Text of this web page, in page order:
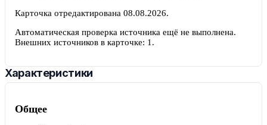
Карточка отредактирована 08.08.2026.
Автоматическая проверка источника ещё не выполнена.
Внешних источников в карточке: 1.
Характеристики
Общее